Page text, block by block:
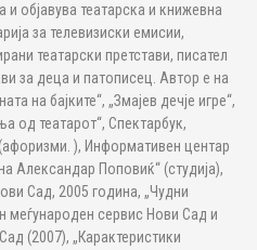
и објавува театарска и книжевна
за телевизиски емисии,
театарски претстави, писател
за деца и патописец. Автор е на
на бајките“, „Змајев дечје игре“,
од театарот“, Спектарбук,
), Информативен центар
Александар Поповиќ“ (студија),
Сад, 2005 година, „Чудни
меѓународен сервис Нови Сад и
(2007), „Карактеристики